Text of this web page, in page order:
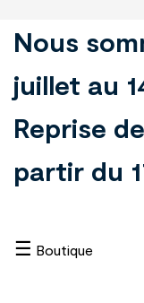
Nous
juillet au
Reprise
partir du
Boutique
☰